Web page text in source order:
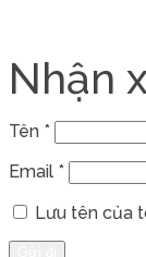
Nhận
Tên *
Email *
Lưu tên của